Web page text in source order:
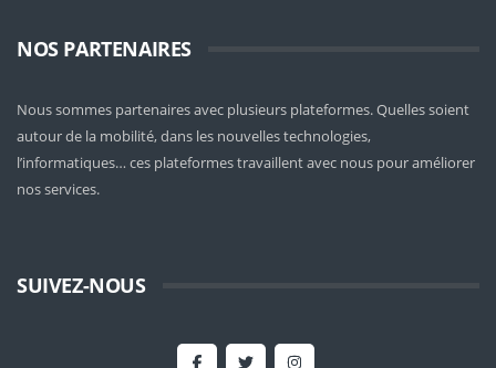
NOS PARTENAIRES
Nous sommes partenaires avec plusieurs plateformes. Quelles soient
autour de la mobilité, dans les nouvelles technologies,
l’informatiques… ces plateformes travaillent avec nous pour améliorer
nos services.
SUIVEZ-NOUS